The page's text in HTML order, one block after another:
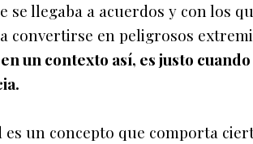
se llegaba a acuerdos y con los
convertirse en peligrosos
un contexto así, es justo
un concepto que comporta